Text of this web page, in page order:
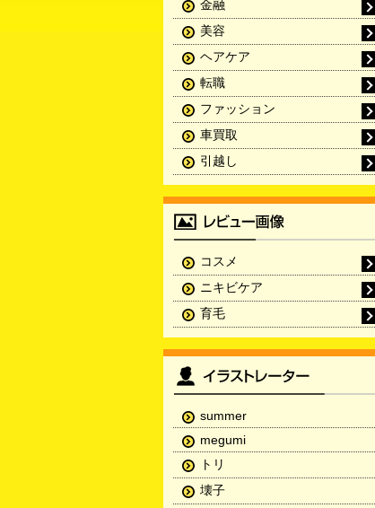
金融
美容
ヘアケア
転職
ファッション
車買取
引越し
コスメ
ニキビケア
育毛
summer
megumi
トリ
壊子